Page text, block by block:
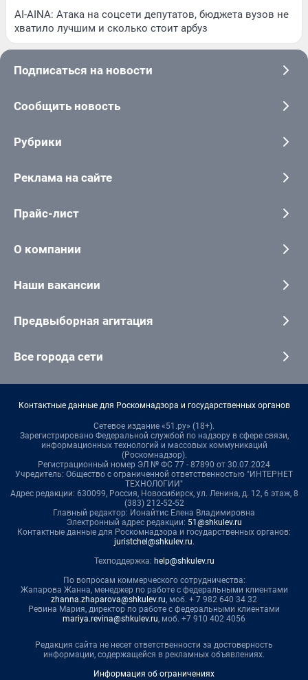
AI-AINA: Атака на соцсети депутатов, бюджета вузов не
хватило лучшим и сколько стоит арбуз
Подписаться на новости
Сообщить новость
Рубрики
Реклама на сайте
Прайс-лист
О компании
Наши вакансии
Предвыборная агитация
Все города сети
Контактные данные для Роскомнадзора и государственных органов
Сетевое издание «51.ру» (18+).
Зарегистрировано Федеральной службой по надзору в сфере связи,
информационных технологий и массовых коммуникаций
(Роскомнадзор).
Регистрационный номер ЭЛ № ФС 77 - 87890 от 30.07.2024
Учредитель: Общество с ограниченной ответственностью "ИНТЕРНЕТ
ТЕХНОЛОГИИ"
Адрес редакции: 630099, Россия, Новосибирск, ул. Ленина, д. 12, 6 этаж, 8
(383) 212-52-52
Главный редактор: Ионайтис Елена Владимировна
Электронный адрес редакции: 51@shkulev.ru
Контактные данные для Роскомнадзора и государственных органов:
juristchel@shkulev.ru.
Техподдержка: help@shkulev.ru
По вопросам коммерческого сотрудничества:
Жапарова Жанна, менеджер по работе с федеральными клиентами
zhanna.zhaparova@shkulev.ru, моб. + 7 982 640 34 32
Ревина Мария, директор по работе с федеральными клиентами
mariya.revina@shkulev.ru, моб. +7 910 402 4056
Редакция сайта не несет ответственности за достоверность
информации, содержащейся в рекламных объявлениях.
Информация об ограничениях